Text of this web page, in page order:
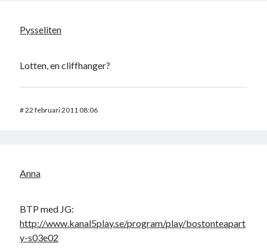
Pysseliten
Lotten, en cliffhanger?
#22 februari 2011 08:06
Anna
BTP med JG:
http://www.kanal5play.se/program/play/bostonteapart
y-s03e02